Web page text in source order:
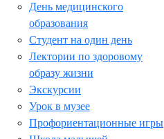
День медицинского
образования
Студент на один день
Лектории по здоровому
образу жизни
Экскурсии
Урок в музее
Профориентационные игры